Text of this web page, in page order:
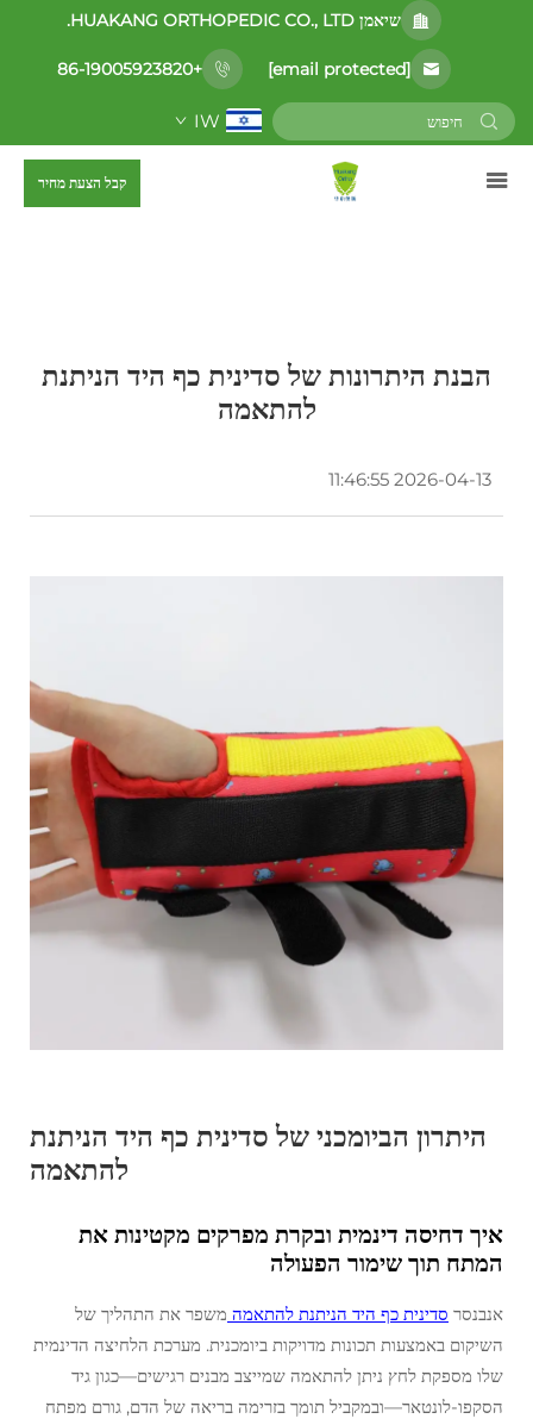
שיאמן HUAKANG ORTHOPEDIC CO., LTD.
[email protected]
+86-19005923820
IW
קבל הצעת מחיר
הבנת היתרונות של סדינית כף היד הניתנת
להתאמה
2026-04-13 11:46:55
היתרון הביומכני של סדינית כף היד הניתנת
להתאמה
איך דחיסה דינמית ובקרת מפרקים מקטינות את
המתח תוך שימור הפעולה
אנבנסר סדינית כף היד הניתנת להתאמה משפר את התהליך של
השיקום באמצעות תכונות מדויקות ביומכנית. מערכת הלחיצה הדינמית
שלו מספקת לחץ ניתן להתאמה שמייצב מבנים רגישים—כגון גיד
הסקפו-לונטאר—ובמקביל תומך בזרימה בריאה של הדם, גורם מפתח